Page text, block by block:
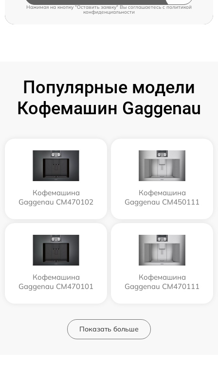
Нажимая на кнопку "Оставить заявку" Вы соглашаетесь c политикой
конфиденциальности
Популярные модели
Кофемашин Gaggenau
Кофемашина
Gaggenau CM470102
Кофемашина
Gaggenau CM450111
Кофемашина
Gaggenau CM470101
Кофемашина
Gaggenau CM470111
Показать больше